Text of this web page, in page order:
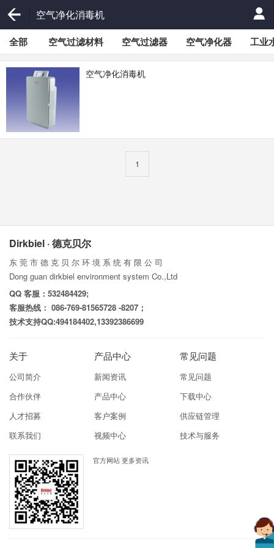
空气净化消毒机
全部 空气过滤材料 空气过滤器 空气净化器 工业
空气净化消毒机
1
Dirkbiel · 德克贝尔
东 莞 市 德 克 贝 尔 环 境 系 统 有 限 公 司
Dong guan dirkbiel environment system Co.,Ltd
QQ 客服：532484429;
客服热线： 086-769-81565728 -8207；
技术支持QQ:494184402,13392386699
关于
公司简介
合作伙伴
人才招募
联系我们
产品中心
新闻资讯
产品中心
客户案例
视频中心
常见问题
常见问题
下载中心
供应链管理
技术与服务
官方网站 更多资讯